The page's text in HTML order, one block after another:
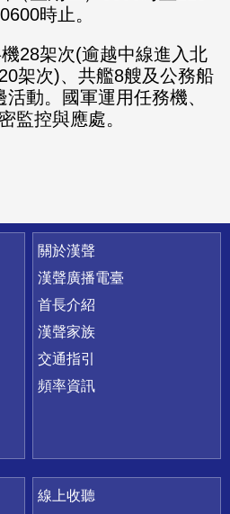
時止。
28架次(逾越中線進入北
架次)、共艦8艘及公務船
動。國軍運用任務機、
監控與應處。
關於漢聲
漢聲廣播電臺
首長介紹
漢聲家族
交通指引
頻率資訊
線上收聽